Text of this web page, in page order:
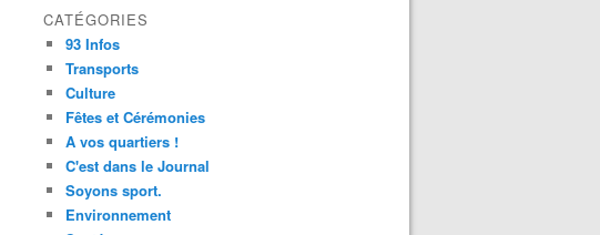
CATÉGORIES
93 Infos
Transports
Culture
Fêtes et Cérémonies
A vos quartiers !
C'est dans le Journal
Soyons sport.
Environnement